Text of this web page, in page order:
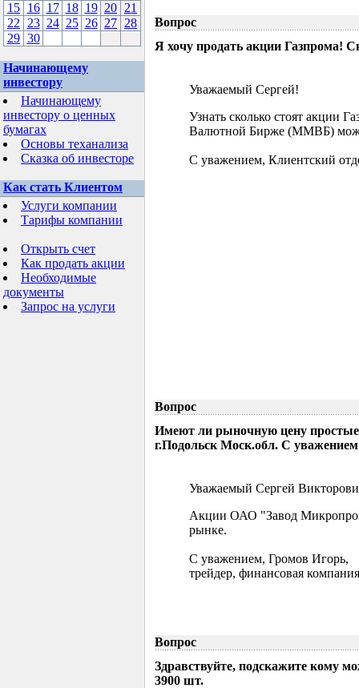
15 16 17 18 19 20 21
22
23 24 25 26 27 28
29 30
Начинающему
инвестору
Начинающему
инвестору о ценных
бумагах
Основы теханализа
Сказка об инвесторе
Как стать Клиентом
Услуги компании
Тарифы компании
Открыть счет
Как продать акции
Необходимые
документы
Запрос на услуги
Вопрос
Я хочу продать акции Газпрома!
Уважаемый Сергей!
Узнать сколько стоят акции
Валютной Бирже (ММВБ)
С уважением, Клиентский
Вопрос
Имеют ли рыночную цену
г.Подольск Моск.обл. С
Уважаемый Сергей
Акции ОАО "Завод
рынке.
С уважением, Громов Игорь,
трейдер, финансовая
Вопрос
Здравствуйте, подскажите кому
3900 шт.